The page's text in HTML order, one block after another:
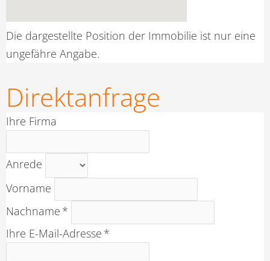
Die dargestellte Position der Immobilie ist nur eine
ungefähre Angabe.
Direktanfrage
Ihre Firma
Anrede
Vorname
Nachname *
Ihre E-Mail-Adresse *